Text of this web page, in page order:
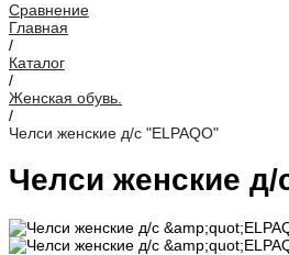
Сравнение
Главная
/
Каталог
/
Женская обувь.
/
Челси женские д/с "ELPAQO"
Челси женские д/